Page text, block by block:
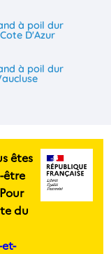
à poil dur
D'Azur
à poil dur
êtes
être
du